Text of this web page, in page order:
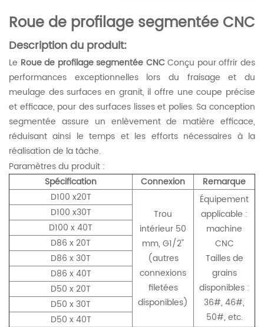
Roue de profilage segmentée CNC
Description du produit:
Le Roue de profilage segmentée CNCConçu pour offrir des
performances exceptionnelles lors du fraisage et du
meulage des surfaces en granit, il offre une coupe précise
et efficace, pour des surfaces lisses et polies. Sa conception
segmentée assure un enlèvement de matière efficace,
réduisant ainsi le temps et les efforts nécessaires à la
réalisation de la tâche.
Paramètres du produit :
Spécification
Connexion
Remarque
D100 x20T
Trou
intérieur 50
mm, G1/2"
(autres
connexions
filetées
disponibles)
Équipement
applicable :
machine
CNC
Tailles de
grains
disponibles :
36#, 46#,
50#, etc.
D100 x30T
D100 x 40T
D86 x 20T
D86 x 30T
D86 x 40T
D50 x 20T
D50 x 30T
D50 x 40T